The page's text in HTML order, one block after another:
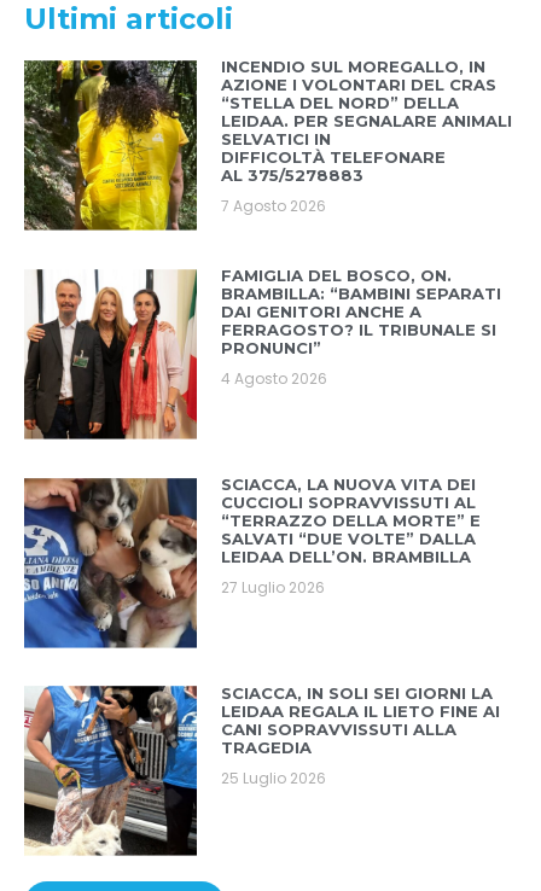
Ultimi articoli
INCENDIO SUL MOREGALLO, IN
AZIONE I VOLONTARI DEL CRAS
“STELLA DEL NORD” DELLA
LEIDAA. PER SEGNALARE ANIMALI
SELVATICI IN
DIFFICOLTÀ TELEFONARE
AL 375/5278883
7 Agosto 2026
FAMIGLIA DEL BOSCO, ON.
BRAMBILLA: “BAMBINI SEPARATI
DAI GENITORI ANCHE A
FERRAGOSTO? IL TRIBUNALE SI
PRONUNCI”
4 Agosto 2026
SCIACCA, LA NUOVA VITA DEI
CUCCIOLI SOPRAVVISSUTI AL
“TERRAZZO DELLA MORTE” E
SALVATI “DUE VOLTE” DALLA
LEIDAA DELL’ON. BRAMBILLA
27 Luglio 2026
SCIACCA, IN SOLI SEI GIORNI LA
LEIDAA REGALA IL LIETO FINE AI
CANI SOPRAVVISSUTI ALLA
TRAGEDIA
25 Luglio 2026